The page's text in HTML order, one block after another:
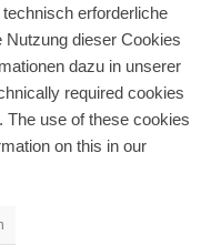
erforderliche
Nutzung dieser Cookies
dazu in unserer
required cookies
The use of these cookies
on this in our